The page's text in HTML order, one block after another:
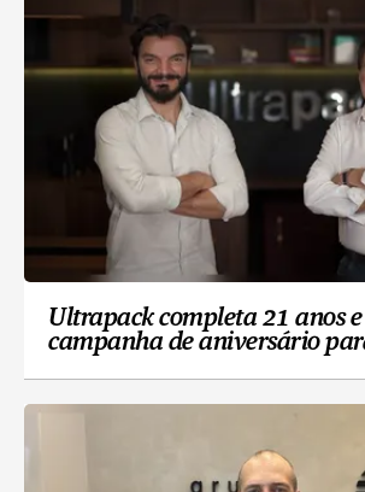
Ultrapack completa 21 anos
campanha de aniversário